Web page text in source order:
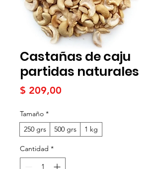
Castañas de caju
partidas naturales
$ 209,00
Tamaño *
250 grs
500 grs 1 kg
Cantidad *